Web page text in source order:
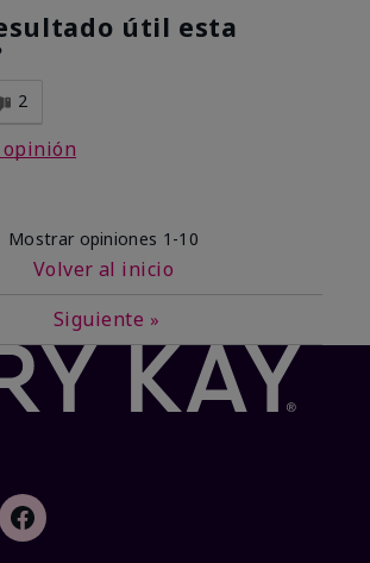
útil esta
2
Mostrar opiniones 1-10
Volver al inicio
Siguiente »